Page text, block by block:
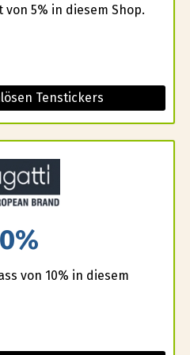
5% in diesem Shop.
Tenstickers
von 10% in diesem